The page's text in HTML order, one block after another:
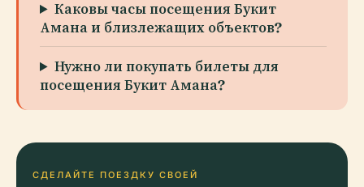
Каковы часы посещения Букит
Амана и близлежащих объектов?
Нужно ли покупать билеты для
посещения Букит Амана?
СДЕЛАЙТЕ ПОЕЗДКУ СВОЕЙ